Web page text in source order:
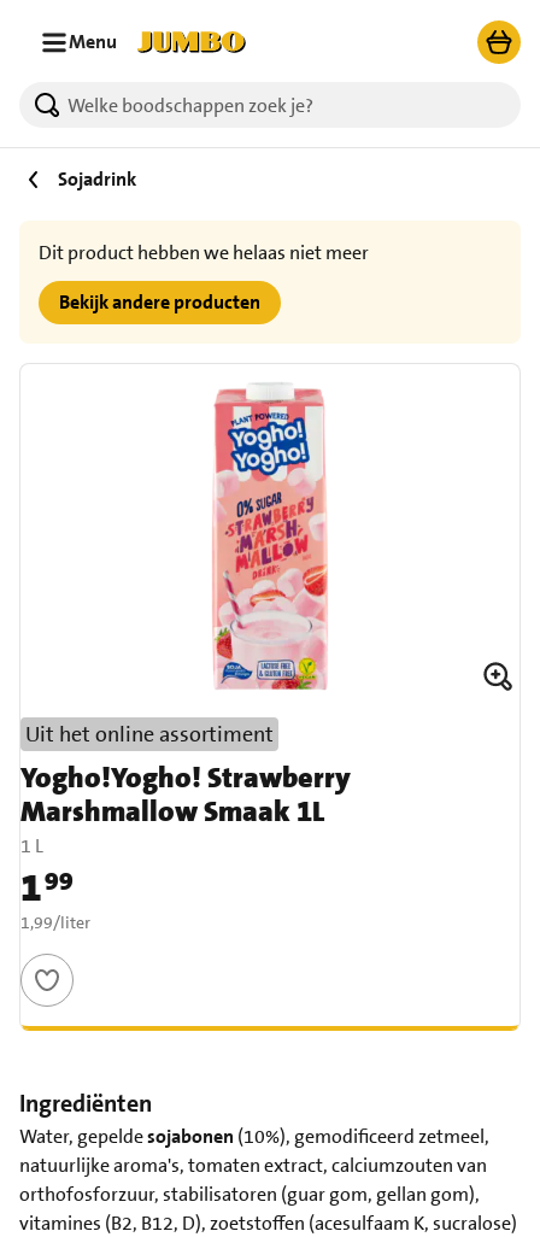
Menu
Sojadrink
Dit product hebben we helaas niet meer
Bekijk andere producten
Yogho!Yogho! Strawberry
Marshmallow Smaak 1L
1 L
Prijs: € 1,99
199
€ 1,99 per liter
1,99/liter
Uit het online assortiment
Ingrediënten
Water, gepeldesojabonen (10%), gemodificeerd zetmeel,
natuurlijke aroma's, tomaten extract, calciumzouten van
orthofosforzuur, stabilisatoren (guar gom, gellan gom),
vitamines (B2, B12, D), zoetstoffen (acesulfaam K, sucralose)